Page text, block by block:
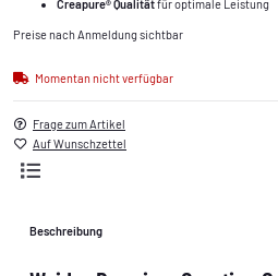
Creapure® Qualitätfür optimale Leistung
Preise nach Anmeldung sichtbar
Momentan nicht verfügbar
Frage zum Artikel
Auf Wunschzettel
Beschreibung